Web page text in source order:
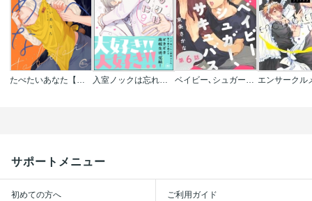
たべたいあなた【単行本版特典ペーパー付き】 入室ノックは忘れずに ベイビー､シュガー､サキュバス
サポートメニュー
初めての方へ ご利用ガイド